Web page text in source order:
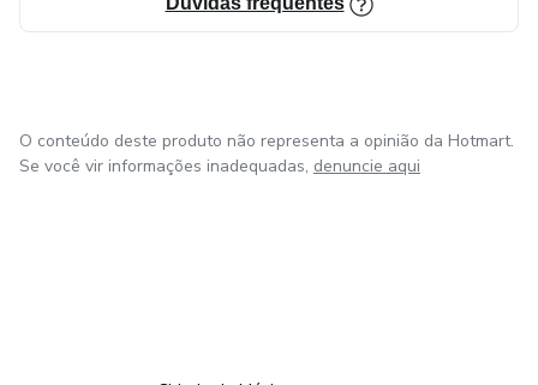
O conteúdo deste produto não representa a opinião da Hotmart.
Se você vir informações inadequadas, denuncie aqui